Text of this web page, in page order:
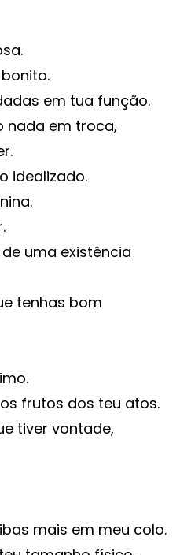
em tua função.
nada em troca,
idealizado.
uma existência
tenhas bom
frutos dos teu atos.
tiver vontade,
mais em meu colo.